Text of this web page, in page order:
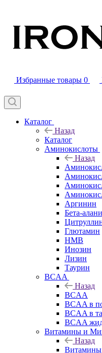
Избранные товары 0
Каталог
Назад
Каталог
Аминокислоты
Назад
Аргинин
Бета-
Глютамин
HMB
Инозин
Лизин
Таурин
BCAA
Назад
BCAA
BCAA в
BCAA в
BCAA
Витамины и
Назад